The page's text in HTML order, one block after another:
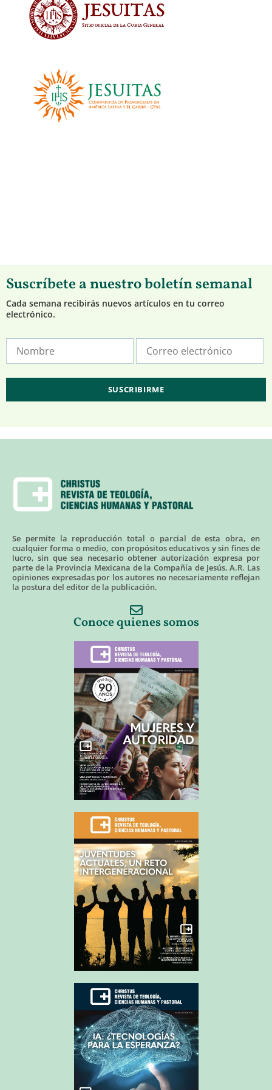
Suscríbete a nuestro boletín semanal
Cada semana recibirás nuevos artículos en tu correo
electrónico.
Se permite la reproducción total o parcial de esta obra, en
cualquier forma o medio, con propósitos educativos y sin fines de
lucro, sin que sea necesario obtener autorización expresa por
parte de la Provincia Mexicana de la Compañía de Jesús, A.R. Las
opiniones expresadas por los autores no necesariamente reflejan
la postura del editor de la publicación.
Conoce quienes somos